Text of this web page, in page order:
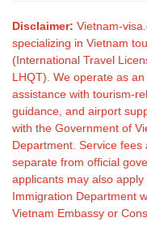
Disclaimer: Vietnam-
specializing in Vietnam
(International Travel
LHQT). We operate as
assistance with tourism-
guidance, and airport
with the Government of
Department. Service
separate from official
applicants may also apply
Immigration Department
Vietnam Embassy or